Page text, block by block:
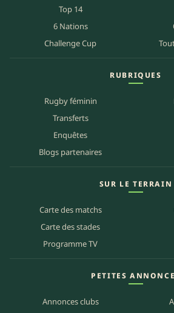
Top 14
6 Nations
Challenge Cup
RUBRIQUES
Rugby féminin
Transferts
Enquêtes
Blogs partenaires
SUR LE TERRAIN
Carte des matchs
Carte des stades
Programme TV
PETITES
Annonces clubs